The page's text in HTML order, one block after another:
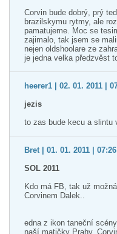
Corvin bude dobrý, prý
brazilskymu rytmy, ale
pamatujeme. Moc se
zajimalo, tak jsem se
nejen oldshoolare ze
je jedna velka předzvěst
heerer1 | 02. 01. 2011 |
jezis
to zas bude kecu a slintu
Bret | 01. 01. 2011 |
SOL 2011
Kdo má FB, tak už
Corvinem Dalek..
edna z ikon taneční
naší matičky Prahy.